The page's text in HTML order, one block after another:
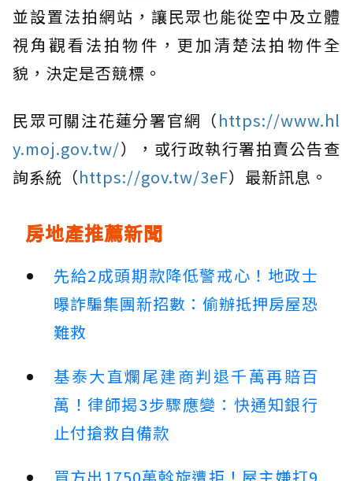
並設置法拍網站，讓民眾也能從空中及立體
視角觀看法拍物件，更加清楚法拍物件全
貌，決定是否競標。
民眾可關注花蓮分署官網（https://www.hl
y.moj.gov.tw/），或行政執行署拍賣公告查
詢系統（https://gov.tw/3eF）最新訊息。
房地產推薦新聞
先給2成頭期款降低警戒心！地政士
曝詐騙集團新招數：偷辦抵押房屋恐
難救
基泰大直爛尾建商判退千萬再賠百
萬！律師揭3步驟應變：快通知銀行
止付搶救自備款